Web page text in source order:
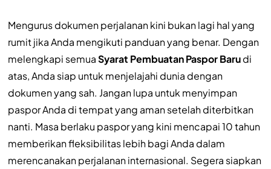
Mengurus dokumen perjalanan kini bukan lagi hal yang
rumit jika Anda mengikuti panduan yang benar. Dengan
melengkapi semuaSyarat Pembuatan Paspor Barudi
atas, Anda siap untuk menjelajahi dunia dengan
dokumen yang sah. Jangan lupa untuk menyimpan
paspor Anda di tempat yang aman setelah diterbitkan
nanti. Masa berlaku paspor yang kini mencapai 10 tahun
memberikan fleksibilitas lebih bagi Anda dalam
merencanakan perjalanan internasional. Segera siapkan